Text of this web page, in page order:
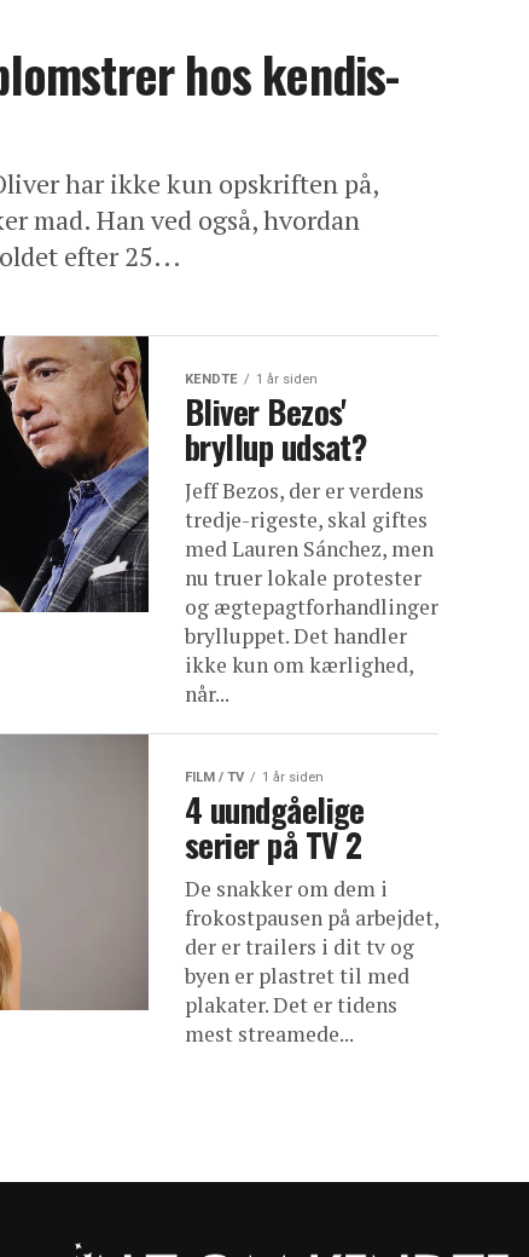
hos kendis-
har ikke kun opskriften på,
mad. Han ved også, hvordan
efter 25...
KENDTE 1 år siden
Bliver Bezos'
bryllup udsat?
Jeff Bezos, der er verdens
tredje-rigeste, skal giftes
med Lauren Sánchez, men
nu truer lokale protester
og ægtepagtforhandlinger
brylluppet. Det handler
ikke kun om kærlighed,
når...
FILM / TV 1 år siden
4 uundgåelige
serier på TV 2
De snakker om dem i
frokostpausen på arbejdet,
der er trailers i dit tv og
byen er plastret til med
plakater. Det er tidens
mest streamede...